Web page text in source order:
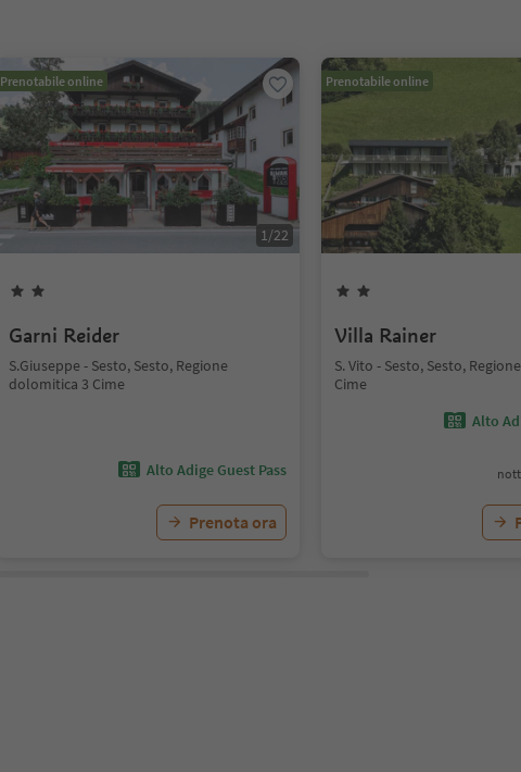
Prenotabile online
1/22
Garni Reider
S.Giuseppe - Sesto, Sesto, Regione
dolomitica 3 Cime
Alto Adige Guest Pass
Prenota ora
Prenotabile online
Villa Rainer
S. Vito - Sesto, Sesto,
Cime
Alto